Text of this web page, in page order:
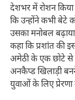
देशभर में रोशन किया
कि उन्होंने कभी बेटे
उसका मनोबल
कहा कि प्रशांत की
अमेठी के एक छोटे
अनकैप्ड खिलाड़ी
युवाओं के लिए प्रेरणा